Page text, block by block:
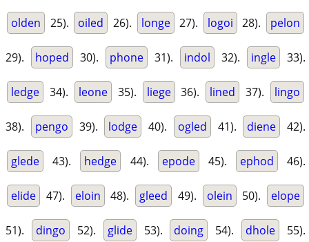
olden 25). oiled 26). longe 27). logoi 28). pelon
29). hoped 30). phone 31). indol 32). ingle 33).
ledge 34). leone 35). liege 36). lined 37). lingo
38). pengo 39). lodge 40). ogled 41). diene 42).
glede 43). hedge 44). epode 45). ephod 46).
elide 47). eloin 48). gleed 49). olein 50). elope
51). dingo 52). glide 53). doing 54). dhole 55).